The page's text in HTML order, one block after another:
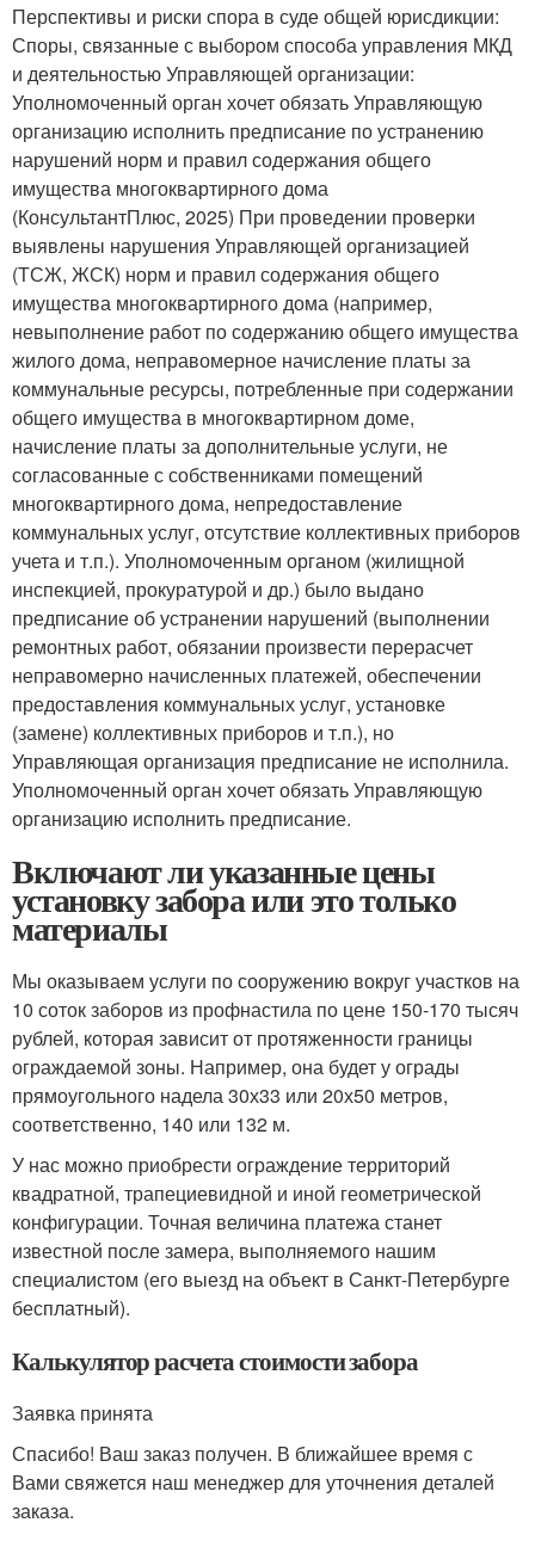
Перспективы и риски спора в суде общей юрисдикции:
Споры, связанные с выбором способа управления МКД
и деятельностью Управляющей организации:
Уполномоченный орган хочет обязать Управляющую
организацию исполнить предписание по устранению
нарушений норм и правил содержания общего
имущества многоквартирного дома
(КонсультантПлюс, 2025) При проведении проверки
выявлены нарушения Управляющей организацией
(ТСЖ, ЖСК) норм и правил содержания общего
имущества многоквартирного дома (например,
невыполнение работ по содержанию общего имущества
жилого дома, неправомерное начисление платы за
коммунальные ресурсы, потребленные при содержании
общего имущества в многоквартирном доме,
начисление платы за дополнительные услуги, не
согласованные с собственниками помещений
многоквартирного дома, непредоставление
коммунальных услуг, отсутствие коллективных приборов
учета и т.п.). Уполномоченным органом (жилищной
инспекцией, прокуратурой и др.) было выдано
предписание об устранении нарушений (выполнении
ремонтных работ, обязании произвести перерасчет
неправомерно начисленных платежей, обеспечении
предоставления коммунальных услуг, установке
(замене) коллективных приборов и т.п.), но
Управляющая организация предписание не исполнила.
Уполномоченный орган хочет обязать Управляющую
организацию исполнить предписание.
Включают ли указанные цены
установку забора или это только
материалы
Мы оказываем услуги по сооружению вокруг участков на
10 соток заборов из профнастила по цене 150-170 тысяч
рублей, которая зависит от протяженности границы
ограждаемой зоны. Например, она будет у ограды
прямоугольного надела 30х33 или 20х50 метров,
соответственно, 140 или 132 м.
У нас можно приобрести ограждение территорий
квадратной, трапециевидной и иной геометрической
конфигурации. Точная величина платежа станет
известной после замера, выполняемого нашим
специалистом (его выезд на объект в Санкт-Петербурге
бесплатный).
Калькулятор расчета стоимости забора
Заявка принята
Спасибо! Ваш заказ получен. В ближайшее время с
Вами свяжется наш менеджер для уточнения деталей
заказа.